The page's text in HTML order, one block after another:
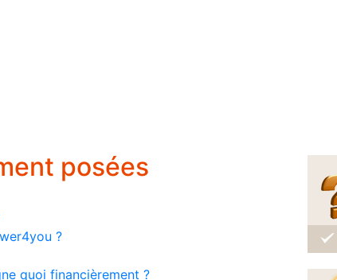
posées
?
quoi financièrement ?